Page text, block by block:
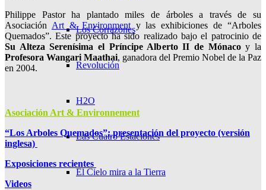
Los Corrazones
Revolución
H2O
Las Cuatro Estaciones
El Cielo mira a la Tierra
Philippe Pastor ha plantado miles de árboles a través de su
Asociación Art & Environmenty las exhibiciones de “Arboles
Quemados”. Este proyecto ha sido realizado bajo el patrocinio de
Su Alteza Serenísima el Príncipe Alberto II de Mónacoy la
Profesora Wangari Maathai, ganadora del Premio Nobel de la Paz
en 2004.
Asociación Art & Environnement
“Los Arboles Quemados”: presentación del proyecto (versión
inglesa)
Exposiciones recientes
Videos